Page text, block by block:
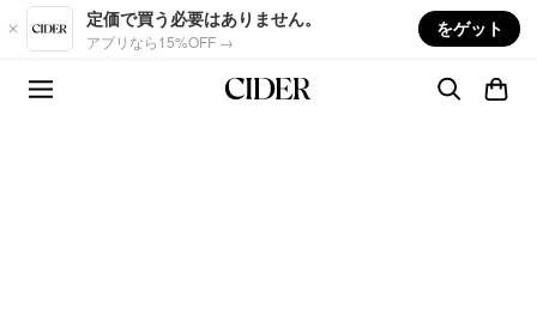
Skip to main content
定価で買う必要はありません。
アプリなら15%OFF →
をゲット